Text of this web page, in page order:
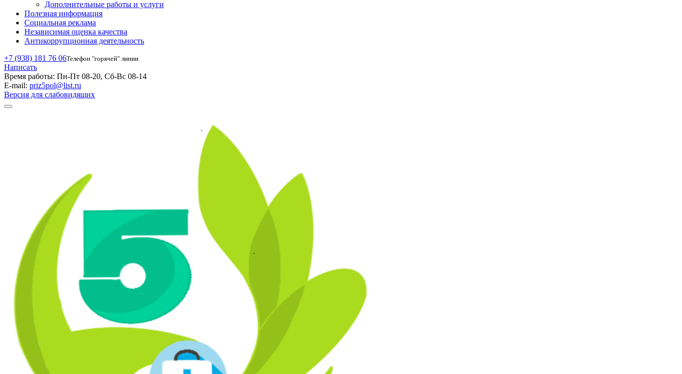
Дополнительные работы и услуги
Полезная информация
Социальная реклама
Независимая оценка качества
Антикоррупционная деятельность
+7 (938) 181 76 06Телефон "горячей" линии
Написать
Время работы: Пн-Пт 08-20, Сб-Вс 08-14
E-mail: priz5pol@list.ru
Версия для слабовидящих